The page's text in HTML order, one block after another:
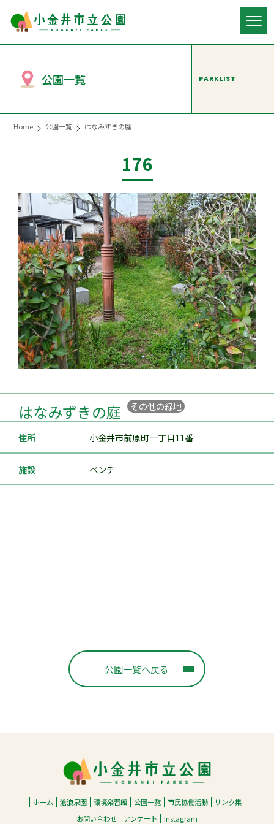
公園一覧 PARKLIST
Home 公園一覧 はなみずきの庭
176
はなみずきの庭 その他の緑地
住所 小金井市前原町一丁目11番
施設 ベンチ
公園一覧へ戻る
ホーム 滄浪泉園 環境楽習館 公園一覧 市民協働活動
リンク集
お問い合わせ
アンケート instagram